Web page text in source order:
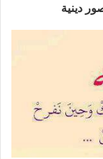
دينية